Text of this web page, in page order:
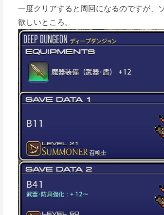
一度クリアすると周回になるのですが、
欲しいところ。